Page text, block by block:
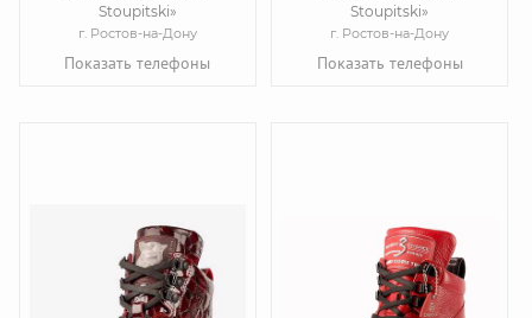
Stoupitski»
г. Ростов-на-Дону
Показать телефоны
Stoupitski»
г. Ростов-на-Дону
Показать телефоны